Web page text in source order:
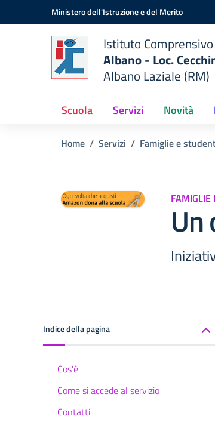
Vai ai contenuti
Vai al menu di navigazioneMinistero dell'Istruzione e del Merito
Istituto Comprensivo
Albano - Loc.
Albano Laziale (RM)
Scuola Servizi Novità
Home Servizi Famiglie e
FAMIGLIE
Un
Indice della pagina
Cos'è
Come si accede al servizio
Contatti